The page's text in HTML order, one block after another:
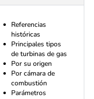
Referencias
históricas
Principales tipos
de turbinas de gas
Por su origen
Por cámara de
combustión
Parámetros